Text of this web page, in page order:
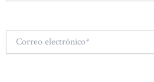
Correo
electrónico*